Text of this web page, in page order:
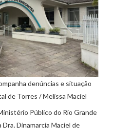
denúncias e situação
de Torres / Melissa Maciel
Público do Rio Grande
Dinamarcia Maciel de